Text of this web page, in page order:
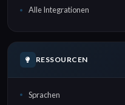
Alle Integrationen
RESSOURCEN
Sprachen